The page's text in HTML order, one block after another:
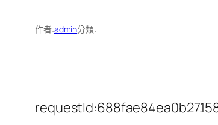
作者:admin分類: